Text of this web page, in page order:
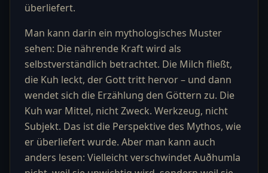
überliefert.
Man kann darin ein mythologisches Muster
sehen: Die nährende Kraft wird als
selbstverständlich betrachtet. Die Milch fließt,
die Kuh leckt, der Gott tritt hervor – und dann
wendet sich die Erzählung den Göttern zu. Die
Kuh war Mittel, nicht Zweck. Werkzeug, nicht
Subjekt. Das ist die Perspektive des Mythos, wie
er überliefert wurde. Aber man kann auch
anders lesen: Vielleicht verschwindet Auðhumla